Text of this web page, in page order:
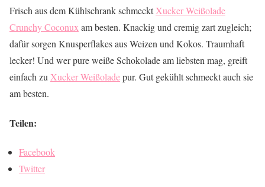
Frisch aus dem Kühlschrank schmecktXucker Weißolade
Crunchy Coconuxam besten. Knackig und cremig zart zugleich;
dafür sorgen Knusperflakes aus Weizen und Kokos. Traumhaft
lecker! Und wer pure weiße Schokolade am liebsten mag, greift
einfach zuXucker Weißoladepur. Gut gekühlt schmeckt auch sie
am besten.
Teilen:
Facebook
Twitter